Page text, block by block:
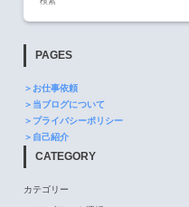
PAGES
＞お仕事依頼
＞当ブログについて
＞プライバシーポリシー
＞自己紹介
CATEGORY
カテゴリー